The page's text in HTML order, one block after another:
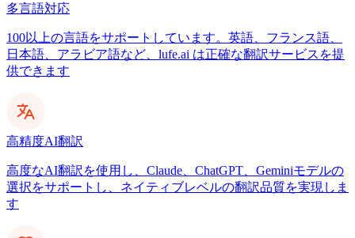
多言語対応
100以上の言語をサポートしています。英語、フランス語、
日本語、アラビア語など、lufe.ai は正確な翻訳サービスを提
供できます
高精度AI翻訳
高度なAI翻訳を使用し、Claude、ChatGPT、Geminiモデルの
選択をサポートし、ネイティブレベルの翻訳品質を実現しま
す